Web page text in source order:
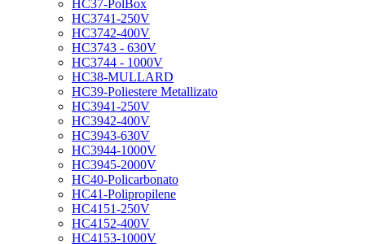
HC37-PolBox
HC3741-250V
HC3742-400V
HC3743 - 630V
HC3744 - 1000V
HC38-MULLARD
HC39-Poliestere Metallizato
HC3941-250V
HC3942-400V
HC3943-630V
HC3944-1000V
HC3945-2000V
HC40-Policarbonato
HC41-Polipropilene
HC4151-250V
HC4152-400V
HC4153-1000V